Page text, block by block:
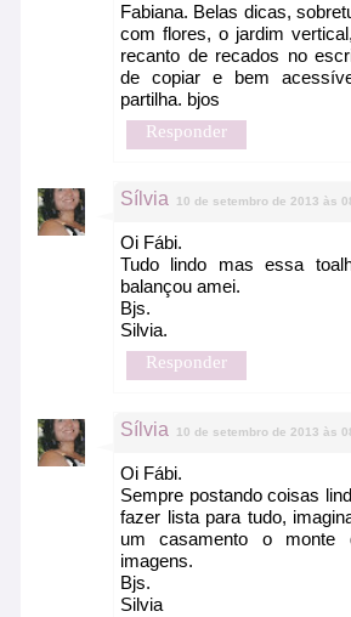
Fabiana. Belas dicas,
com flores, o jardim
recanto de recados no
de copiar e bem
partilha. bjos
Responder
Sílvia 10 de setembro de 2013 às
Oi Fábi.
Tudo lindo mas essa
balançou amei.
Bjs.
Silvia.
Responder
Sílvia 10 de setembro de 2013 às
Oi Fábi.
Sempre postando coisas
fazer lista para tudo,
um casamento o monte
imagens.
Bjs.
Silvia